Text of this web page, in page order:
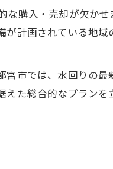
まいへ
ギ
法
の立て方
購入・売却が欠か
計画されている地
市では、水回りの
た総合的なプラン